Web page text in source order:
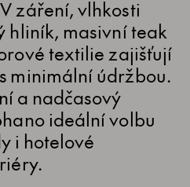
záření, vlhkosti
hliník, masivní teak
textilie zajišťují
minimální údržbou.
a nadčasový
ideální volbu
i hotelové